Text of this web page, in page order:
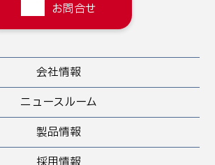
お問合せ
会社情報
ニュースルーム
製品情報